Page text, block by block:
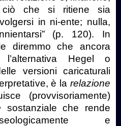
che si ritiene sia
in ni-ente; nulla,
(p. 120). In
diremmo che ancora
Hegel o
versioni caricaturali
è la relazione
(provvisoriamente)
sostanziale che rende
e